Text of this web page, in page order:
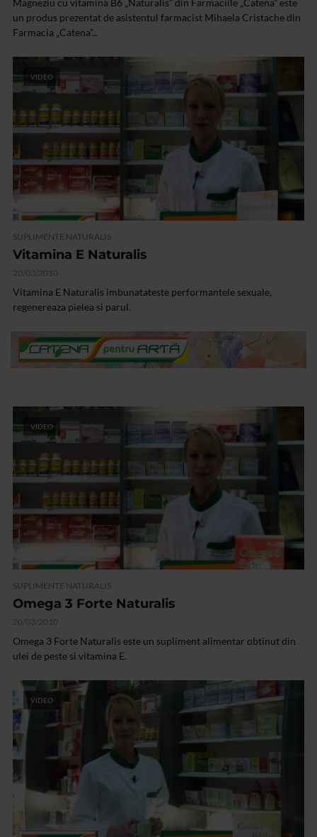
Magneziu cu vitamina B6 „Naturalis” din Farmaciile „Catena” este
un produs prezentat de asistentul farmacist Mihaela Cristache din
Farmacia „Catena”...
VIDEO
SUPLIMENTE NATURALIS
Vitamina E Naturalis
20/03/2010
Vitamina E Naturalis imbunatateste performantele sexuale,
regenereaza pielea si parul.
VIDEO
SUPLIMENTE NATURALIS
Omega 3 Forte Naturalis
20/03/2010
Omega 3 Forte Naturalis este un supliment alimentar obtinut din
ulei de peste si vitamina E.
VIDEO